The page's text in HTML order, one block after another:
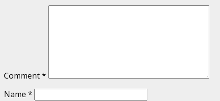
Comment*
Name *